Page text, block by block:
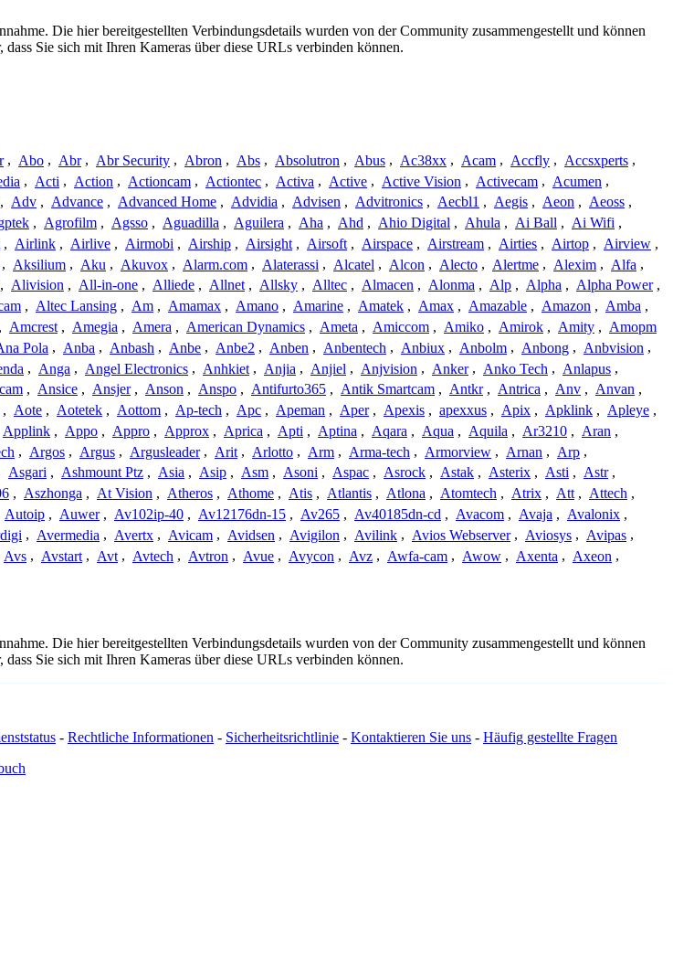
Die hier bereitgestellten Verbindungsdetails wurden von der Community zusammengestellt und können
Sie sich mit Ihren Kameras über diese URLs verbinden können.
, Abo , Abr , Abr Security , Abron , Abs , Absolutron , Abus , Ac38xx , Acam , Accfly , Accsxperts ,
, Acti , Action , Actioncam , Actiontec , Activa , Active , Active Vision , Activecam , Acumen ,
, Adv , Advance , Advanced Home , Advidia , Advisen , Advitronics , Aecbl1 , Aegis , Aeon , Aeoss ,
, Agrofilm , Agsso , Aguadilla , Aguilera , Aha , Ahd , Ahio Digital , Ahula , Ai Ball , Ai Wifi ,
, Airlink , Airlive , Airmobi , Airship , Airsight , Airsoft , Airspace , Airstream , Airties , Airtop , Airview ,
, Aksilium , Aku , Akuvox , Alarm.com , Alaterassi , Alcatel , Alcon , Alecto , Alertme , Alexim , Alfa ,
, Alivision , All-in-one , Alliede , Allnet , Allsky , Alltec , Almacen , Alonma , Alp , Alpha , Alpha Power ,
, Altec Lansing , Am , Amamax , Amano , Amarine , Amatek , Amax , Amazable , Amazon , Amba ,
, Amcrest , Amegia , Amera , American Dynamics , Ameta , Amiccom , Amiko , Amirok , Amity , Amopm
Pola , Anba , Anbash , Anbe , Anbe2 , Anben , Anbentech , Anbiux , Anbolm , Anbong , Anbvision ,
, Anga , Angel Electronics , Anhkiet , Anjia , Anjiel , Anjvision , Anker , Anko Tech , Anlapus ,
, Ansice , Ansjer , Anson , Anspo , Antifurto365 , Antik Smartcam , Antkr , Antrica , Anv , Anvan ,
, Aote , Aotetek , Aottom , Ap-tech , Apc , Apeman , Aper , Apexis , apexxus , Apix , Apklink , Apleye ,
Applink , Appo , Appro , Approx , Aprica , Apti , Aptina , Aqara , Aqua , Aquila , Ar3210 , Aran ,
, Argos , Argus , Argusleader , Arit , Arlotto , Arm , Arma-tech , Armorview , Arnan , Arp ,
Asgari , Ashmount Ptz , Asia , Asip , Asm , Asoni , Aspac , Asrock , Astak , Asterix , Asti , Astr ,
, Aszhonga , At Vision , Atheros , Athome , Atis , Atlantis , Atlona , Atomtech , Atrix , Att , Attech ,
Autoip , Auwer , Av102ip-40 , Av12176dn-15 , Av265 , Av40185dn-cd , Avacom , Avaja , Avalonix ,
, Avermedia , Avertx , Avicam , Avidsen , Avigilon , Avilink , Avios Webserver , Aviosys , Avipas ,
Avs , Avstart , Avt , Avtech , Avtron , Avue , Avycon , Avz , Awfa-cam , Awow , Axenta , Axeon ,
Die hier bereitgestellten Verbindungsdetails wurden von der Community zusammengestellt und können
Sie sich mit Ihren Kameras über diese URLs verbinden können.
- Rechtliche Informationen - Sicherheitsrichtlinie - Kontaktieren Sie uns - Häufig gestellte Fragen